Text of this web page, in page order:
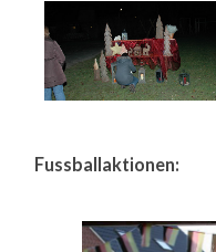
Fussballaktionen: